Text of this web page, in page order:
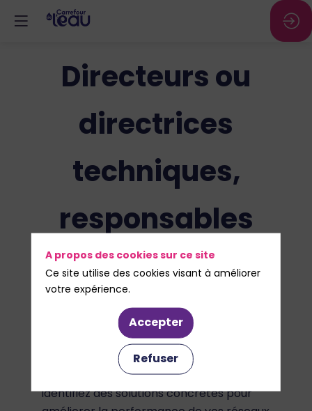
Directeurs ou
directrices
techniques,
responsables
exploitation
Gagnez en visibilité sur les priorités
techniques, confrontez vos méthodes et
identifiez des solutions concrètes pour
A propos des cookies sur ce site
Ce site utilise des cookies visant à améliorer
votre expérience.
Accepter
Refuser